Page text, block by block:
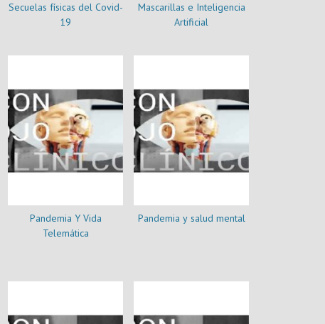
Secuelas físicas del Covid-
19
Mascarillas e Inteligencia
Artificial
Pandemia Y Vida
Telemática
Pandemia y salud mental